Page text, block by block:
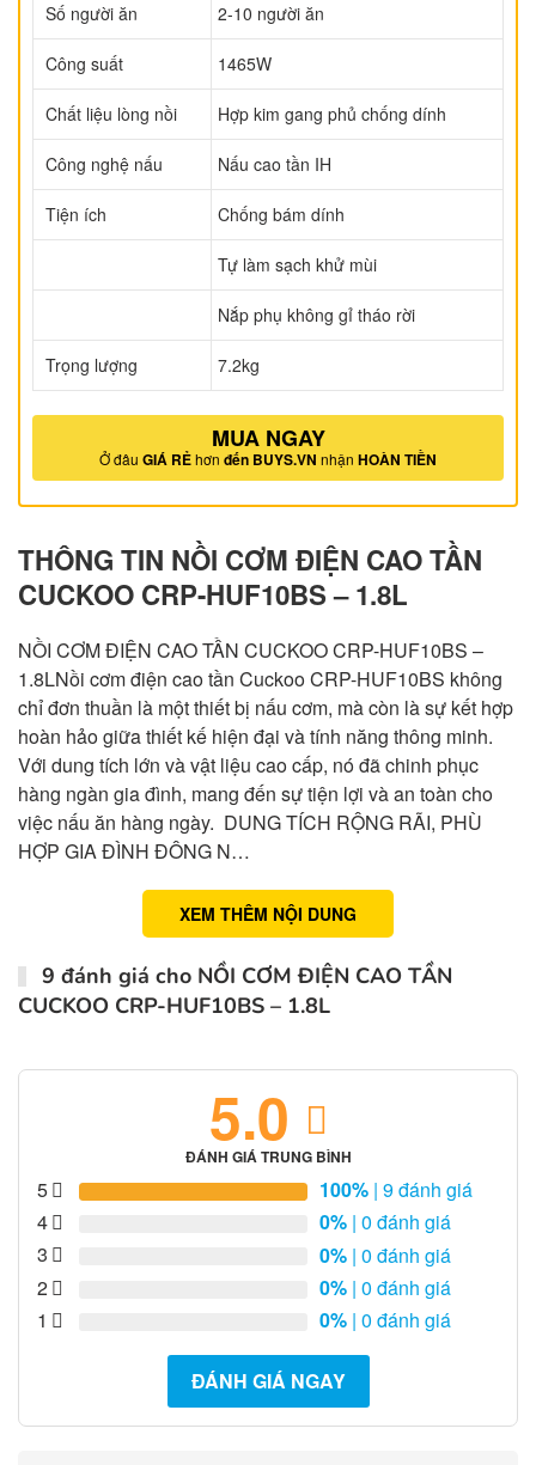
Số người ăn 2-10 người ăn
Công suất 1465W
Chất liệu lòng nồi Hợp kim gang phủ chống dính
Công nghệ nấu Nấu cao tần IH
Tiện ích Chống bám dính
Tự làm sạch khử mùi
Nắp phụ không gỉ tháo rời
Trọng lượng 7.2kg
MUA NGAY
Ở đâu GIÁ RẺhơn đến BUYS.VN nhận HOÀN TIỀN
THÔNG TIN NỒI CƠM ĐIỆN CAO TẦN
CUCKOO CRP-HUF10BS – 1.8L
NỒI CƠM ĐIỆN CAO TẦN CUCKOO CRP-HUF10BS –
1.8LNồi cơm điện cao tần Cuckoo CRP-HUF10BS không
chỉ đơn thuần là một thiết bị nấu cơm, mà còn là sự kết hợp
hoàn hảo giữa thiết kế hiện đại và tính năng thông minh.
Với dung tích lớn và vật liệu cao cấp, nó đã chinh phục
hàng ngàn gia đình, mang đến sự tiện lợi và an toàn cho
việc nấu ăn hàng ngày. DUNG TÍCH RỘNG RÃI, PHÙ
HỢP GIA ĐÌNH ĐÔNG N…
XEM THÊM NỘI DUNG
9 đánh giá cho NỒI CƠM ĐIỆN CAO TẦN
CUCKOO CRP-HUF10BS – 1.8L
5.0
ĐÁNH GIÁ TRUNG BÌNH
5 100% | 9 đánh giá
4
0% | 0 đánh giá
3
0% | 0 đánh giá
2
0% | 0 đánh giá
1
0% | 0 đánh giá
ĐÁNH GIÁ NGAY